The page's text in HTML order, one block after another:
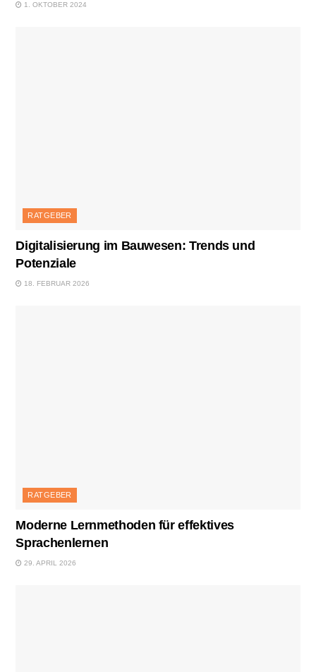
1. OKTOBER 2024
RATGEBER
Digitalisierung im Bauwesen: Trends und
Potenziale
18. FEBRUAR 2026
RATGEBER
Moderne Lernmethoden für effektives
Sprachenlernen
29. APRIL 2026